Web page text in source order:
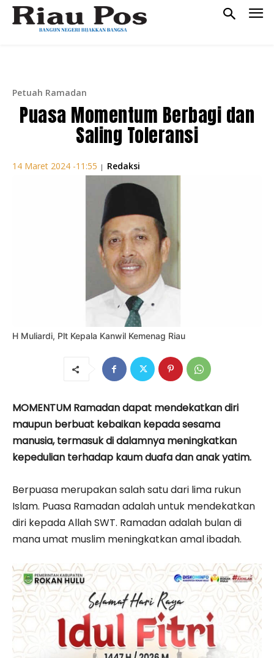
Petuah Ramadan
Puasa Momentum Berbagi dan
Saling Toleransi
14 Maret 2024 -11:55 | Redaksi
H Muliardi, Plt Kepala Kanwil Kemenag Riau
MOMENTUM Ramadan dapat mendekatkan diri
maupun berbuat kebaikan kepada sesama
manusia, termasuk di dalamnya meningkatkan
kepedulian terhadap kaum duafa dan anak yatim.
Berpuasa merupakan salah satu dari lima rukun
Islam. Puasa Ramadan adalah untuk mendekatkan
diri kepada Allah SWT. Ramadan adalah bulan di
mana umat muslim meningkatkan amal ibadah.